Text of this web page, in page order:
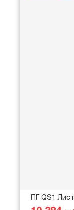
ПГ QS1